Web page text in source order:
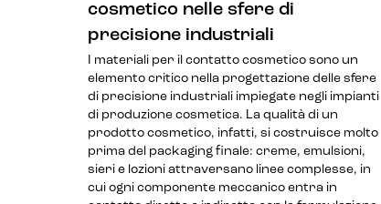
cosmetico nelle sfere di
precisione industriali
I materiali per il contatto cosmetico sono un
elemento critico nella progettazione delle sfere
di precisione industriali impiegate negli impianti
di produzione cosmetica. La qualità di un
prodotto cosmetico, infatti, si costruisce molto
prima del packaging finale: creme, emulsioni,
sieri e lozioni attraversano linee complesse, in
cui ogni componente meccanico entra in